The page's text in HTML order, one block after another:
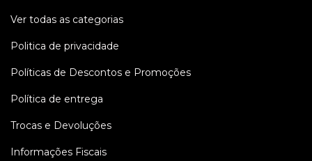
Ver todas as categorias
Politica de privacidade
Políticas de Descontos e Promoções
Política de entrega
Trocas e Devoluções
Informações Fiscais